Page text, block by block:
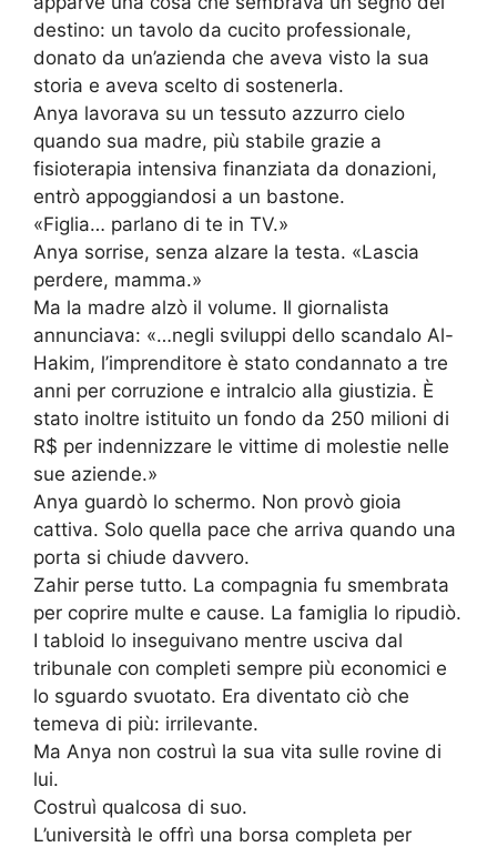
destino: un tavolo da cucito professionale,
donato da un’azienda che aveva visto la sua
storia e aveva scelto di sostenerla.
Anya lavorava su un tessuto azzurro cielo
quando sua madre, più stabile grazie a
fisioterapia intensiva finanziata da donazioni,
entrò appoggiandosi a un bastone.
«Figlia… parlano di te in TV.»
Anya sorrise, senza alzare la testa. «Lascia
perdere, mamma.»
Ma la madre alzò il volume. Il giornalista
annunciava: «…negli sviluppi dello scandalo Al-
Hakim, l’imprenditore è stato condannato a tre
anni per corruzione e intralcio alla giustizia. È
stato inoltre istituito un fondo da 250 milioni di
R$ per indennizzare le vittime di molestie nelle
sue aziende.»
Anya guardò lo schermo. Non provò gioia
cattiva. Solo quella pace che arriva quando una
porta si chiude davvero.
Zahir perse tutto. La compagnia fu smembrata
per coprire multe e cause. La famiglia lo ripudiò.
I tabloid lo inseguivano mentre usciva dal
tribunale con completi sempre più economici e
lo sguardo svuotato. Era diventato ciò che
temeva di più: irrilevante.
Ma Anya non costruì la sua vita sulle rovine di
lui.
Costruì qualcosa di suo.
L’università le offrì una borsa completa per